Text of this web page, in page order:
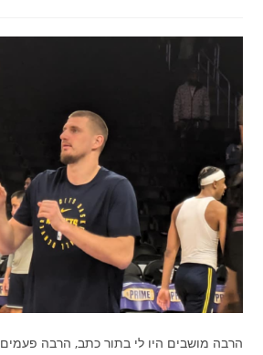
הרבה מושבים היו לי בתור כתב, הרבה